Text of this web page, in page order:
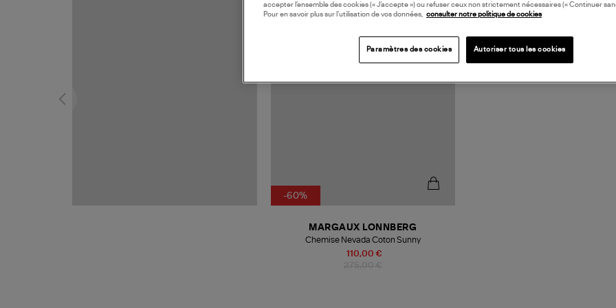
MADE IN FRANCE
-60%
110,00 €
MARGAUX LONNBERG
Chemise Nevada Coton Sunny
accepter l’ensemble des cookies (« J’accepte ») ou refuser ceux non strictement nécessaires (« Continuer
Pour en savoir plus sur l’utilisation de vos données, consulter notre politique de cookies
Paramètres des cookies Autoriser tous les cookies